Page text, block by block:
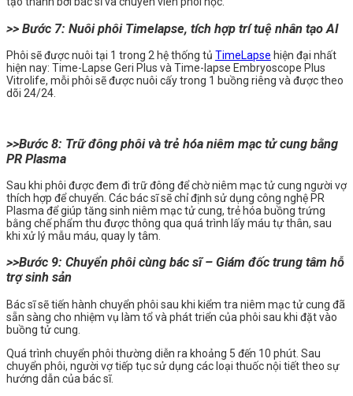
>> Bước 7: Nuôi phôi Timelapse, tích hợp trí tuệ nhân tạo AI
Phôi sẽ được nuôi tại 1 trong 2 hệ thống tủ TimeLapse hiện đại nhất
hiện nay: Time-Lapse Geri Plus và Time-lapse Embryoscope Plus
Vitrolife, mỗi phôi sẽ được nuôi cấy trong 1 buồng riêng và được theo
dõi 24/24.
>>Bước 8: Trữ đông phôi và trẻ hóa niêm mạc tử cung bằng
PR Plasma
Sau khi phôi được đem đi trữ đông để chờ niêm mạc tử cung người vợ
thích hợp để chuyển. Các bác sĩ sẽ chỉ định sử dụng công nghệ PR
Plasma để giúp tăng sinh niêm mạc tử cung, trẻ hóa buồng trứng
bằng chế phẩm thu được thông qua quá trình lấy máu tự thân, sau
khi xử lý mẫu máu, quay ly tâm.
>>Bước 9: Chuyển phôi cùng bác sĩ – Giám đốc trung tâm hỗ
trợ sinh sản
Bác sĩ sẽ tiến hành chuyển phôi sau khi kiểm tra niêm mạc tử cung đã
sẵn sàng cho nhiệm vụ làm tổ và phát triển của phôi sau khi đặt vào
buồng tử cung.
Quá trình chuyển phôi thường diễn ra khoảng 5 đến 10 phút. Sau
chuyển phôi, người vợ tiếp tục sử dụng các loại thuốc nội tiết theo sự
hướng dẫn của bác sĩ.